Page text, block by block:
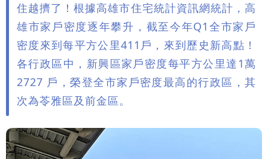
異 網笑：老師好像提油救火了
「民進黨有她裸照？」黃智賢回嗆：國民
黨墮落還不准人說
13子女擠10坪屋 媽傳返家：我很愛孩
子...請還我們平靜
氣象女神累了？白海豚報成「白沙屯」
本尊：懊惱到現在
陳時中選前夜「淋雨道歉」 王必勝認：
已知輸了…無奈又不平
大爆發！3颱風+1熱帶低壓 專家逐一分
住越擠了！根據高雄市住宅統計資訊網統計，高
雄市家戶密度逐年攀升，截至今年Q1全市家戶
密度來到每平方公里411戶，來到歷史新高點！
各行政區中，新興區家戶密度每平方公里達1萬
2727 戶，榮登全市家戶密度最高的行政區，其
次為苓雅區及前金區。